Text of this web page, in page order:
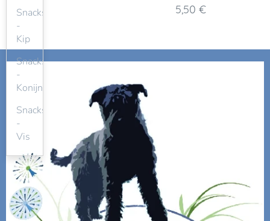
Snacks
-
Kip
Snacks
-
Konijn
Snacks
-
Vis
5,50 €